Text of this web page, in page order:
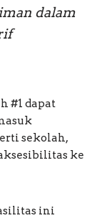
dalam
#1 dapat
sekolah,
ke
ini